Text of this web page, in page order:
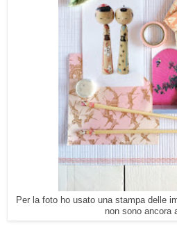
Per la foto ho usato una stampa delle
non sono ancora